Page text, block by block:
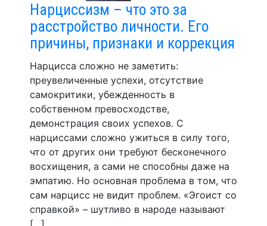
Нарциссизм – что это за
расстройство личности. Его
причины, признаки и коррекция
Нарцисса сложно не заметить:
преувеличенные успехи, отсутствие
самокритики, убежденность в
собственном превосходстве,
демонстрация своих успехов. С
нарциссами сложно ужиться в силу того,
что от других они требуют бесконечного
восхищения, а сами не способны даже на
эмпатию. Но основная проблема в том, что
сам нарцисс не видит проблем. «Эгоист со
справкой» – шутливо в народе называют
[…]